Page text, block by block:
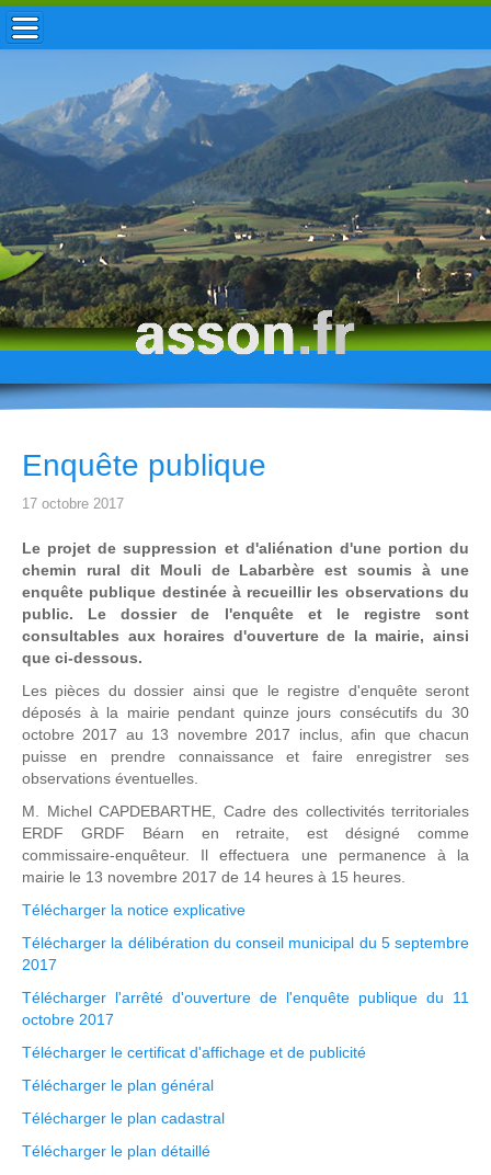
ACCUEIL / INFOS
MUNICIPALITÉ
VIE LOCALE
ENFANCE
TOURISME
HISTOIRE
Enquête publique
17 octobre 2017
Le projet de suppression et d'aliénation d'une portion du
chemin rural dit Mouli de Labarbère est soumis à une
enquête publique destinée à recueillir les observations du
public. Le dossier de l'enquête et le registre sont
consultables aux horaires d'ouverture de la mairie, ainsi
que ci-dessous.
Les pièces du dossier ainsi que le registre d'enquête seront
déposés à la mairie pendant quinze jours consécutifs du 30
octobre 2017 au 13 novembre 2017 inclus, afin que chacun
puisse en prendre connaissance et faire enregistrer ses
observations éventuelles.
M. Michel CAPDEBARTHE, Cadre des collectivités territoriales
ERDF GRDF Béarn en retraite, est désigné comme
commissaire-enquêteur. Il effectuera une permanence à la
mairie le 13 novembre 2017 de 14 heures à 15 heures.
Télécharger la notice explicative
Télécharger la délibération du conseil municipal du 5 septembre
2017
Télécharger l'arrêté d'ouverture de l'enquête publique du 11
octobre 2017
Télécharger le certificat d'affichage et de publicité
Télécharger le plan général
Télécharger le plan cadastral
Télécharger le plan détaillé